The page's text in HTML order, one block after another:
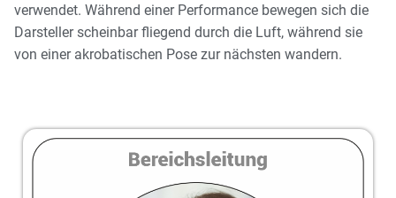
verwendet. Während einer Performance bewegen sich die
Darsteller scheinbar fliegend durch die Luft, während sie
von einer akrobatischen Pose zur nächsten wandern.